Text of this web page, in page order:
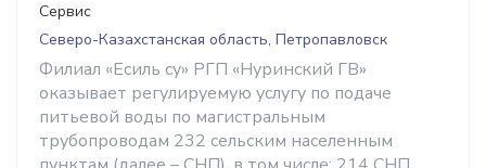
Сервис
Северо-Казахстанская область, Петропавловск
Филиал «Есиль су» РГП «Нуринский ГВ»
оказывает регулируемую услугу по подаче
питьевой воды по магистральным
трубопроводам 232 сельским населенным